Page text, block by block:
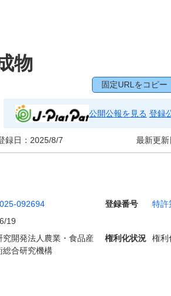
物
固定URLをコピー
公開公報を見る 登録
録日： 2025/8/7 最新更新
092694 登録番号
特許
19
究開発法人農業・食品産
総合研究機構
権利化状況 権利